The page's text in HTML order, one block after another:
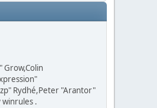
Grow,Colin
Rydhé,Peter "Arantor"
winrules .